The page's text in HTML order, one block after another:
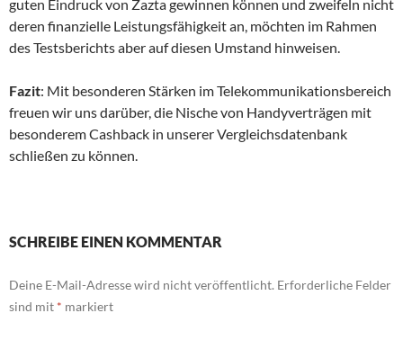
guten Eindruck von Zazta gewinnen können und zweifeln nicht
deren finanzielle Leistungsfähigkeit an, möchten im Rahmen
des Testsberichts aber auf diesen Umstand hinweisen.
Fazit: Mit besonderen Stärken im Telekommunikationsbereich
freuen wir uns darüber, die Nische von Handyverträgen mit
besonderem Cashback in unserer Vergleichsdatenbank
schließen zu können.
SCHREIBE EINEN KOMMENTAR
Deine E-Mail-Adresse wird nicht veröffentlicht. Erforderliche Felder
sind mit * markiert